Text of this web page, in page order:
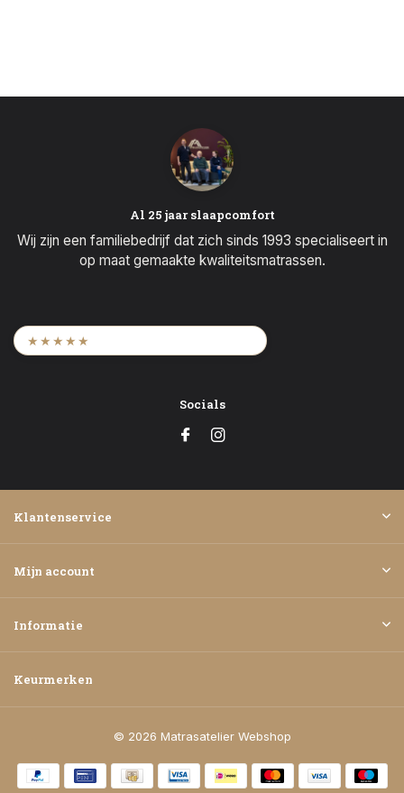
Al 25 jaar slaapcomfort
Wij zijn een familiebedrijf dat zich sinds 1993 specialiseert in
op maat gemaakte kwaliteitsmatrassen.
★★★★★
Socials
Klantenservice
Mijn account
Informatie
Keurmerken
© 2026 Matrasatelier Webshop